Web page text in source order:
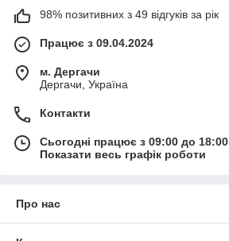
98% позитивних з 49 відгуків за рік
Працює з 09.04.2024
м. Дергачи
Дергачи, Україна
Контакти
Сьогодні працює з 09:00 до 18:00
Показати весь графік роботи
Про нас